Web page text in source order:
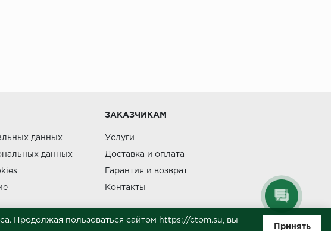
данных
данных
ЗАКАЗЧИКАМ
Услуги
Доставка и оплата
Гарантия и возврат
Контакты
Продолжая пользоваться сайтом https://ctom.su, вы
Принять